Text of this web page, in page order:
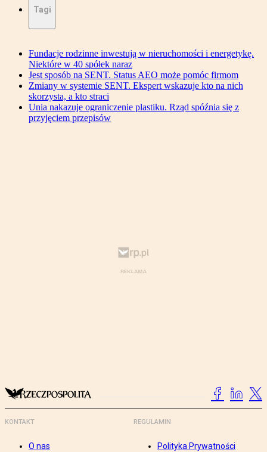
Tagi
Fundacje rodzinne inwestują w nieruchomości i energetykę.
Niektóre w 40 spółek naraz
Jest sposób na SENT. Status AEO może pomóc firmom
Zmiany w systemie SENT. Ekspert wskazuje kto na nich
skorzysta, a kto straci
Unia nakazuje ograniczenie plastiku. Rząd spóźnia się z
przyjęciem przepisów
KONTAKT
O nas
REGULAMIN
Polityka Prywatności